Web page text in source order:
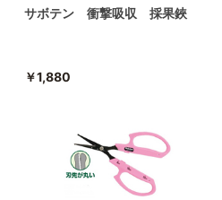
サボテン 衝撃吸収 採果鋏
￥1,880